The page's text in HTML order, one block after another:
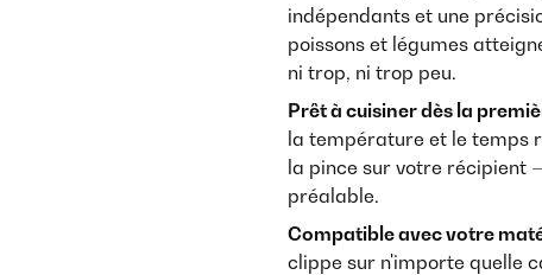
indépendants et une
poissons et légumes
ni trop, ni trop peu.
Prêt à cuisiner dès la
la température et le temps
la pince sur votre récipient
préalable.
Compatible avec votre
clippe sur n'importe quelle